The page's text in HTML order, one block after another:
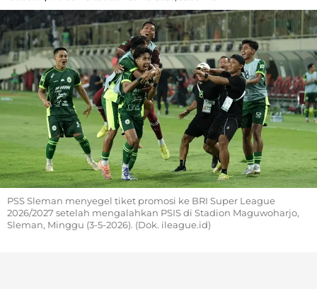
PSS Sleman menyegel tiket promosi ke BRI Super League
2026/2027 setelah mengalahkan PSIS di Stadion Maguwoharjo,
Sleman, Minggu (3-5-2026). (Dok. ileague.id)